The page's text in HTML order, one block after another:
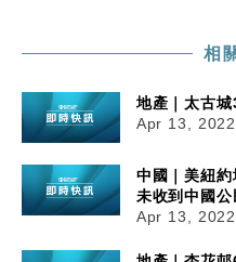
相
地產｜太古
Apr 13, 2022
中國｜美紐
未收到中國公
Apr 13, 2022